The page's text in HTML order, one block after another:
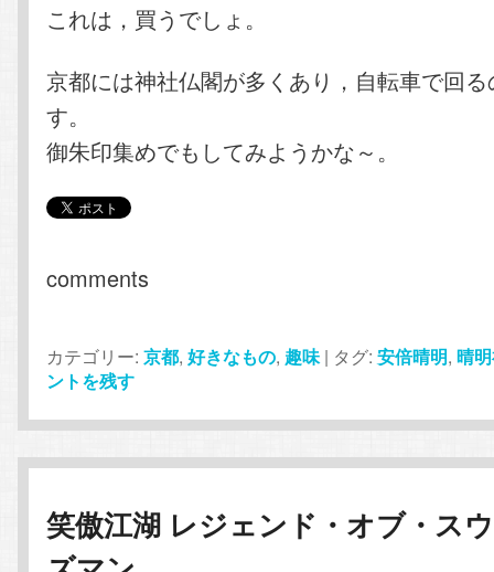
これは，買うでしょ。
京都には神社仏閣が多くあり，自転車で回
す。
御朱印集めでもしてみようかな～。
comments
カテゴリー: 京都,好きなもの, 趣味 | タグ: 安倍晴明,晴
ントを残す
笑傲江湖 レジェンド・オブ・ス